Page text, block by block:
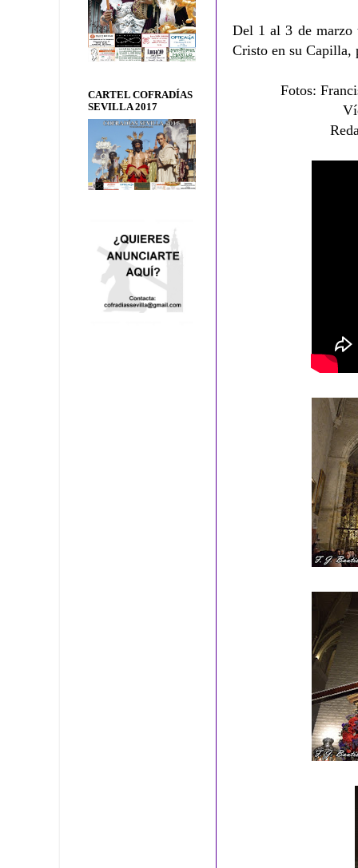
Del 1 al 3 de marzo
Cristo en su Capilla,
Fotos:
CARTEL COFRADÍAS
SEVILLA 2017